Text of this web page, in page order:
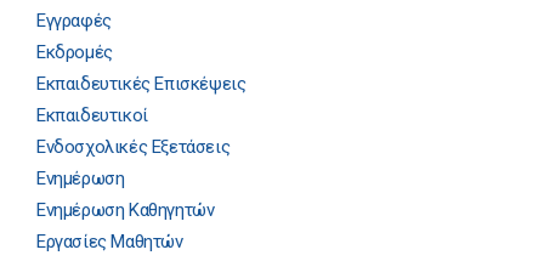
Εγγραφές
Εκδρομές
Εκπαιδευτικές Επισκέψεις
Εκπαιδευτικοί
Ενδοσχολικές Εξετάσεις
Ενημέρωση
Ενημέρωση Καθηγητών
Εργασίες Μαθητών